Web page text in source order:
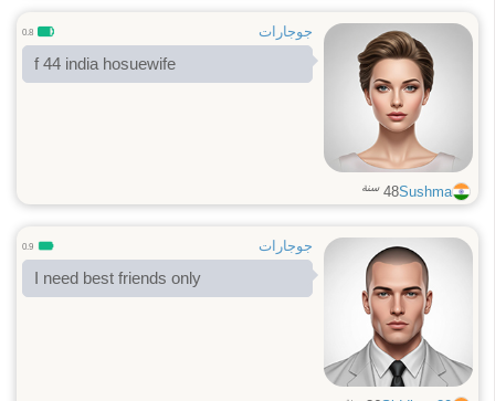
جوجارات 0.8
f 44 india hosuewife
Sushma
48 سنة
جوجارات 0.9
I need best friends only